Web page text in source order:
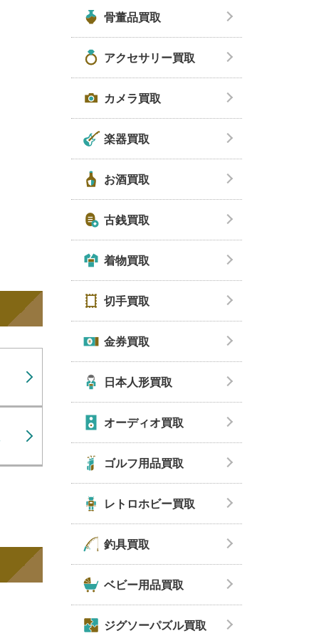
骨董品買取
アクセサリー買取
カメラ買取
楽器買取
お酒買取
古銭買取
着物買取
切手買取
金券買取
日本人形買取
オーディオ買取
ゴルフ用品買取
レトロホビー買取
釣具買取
ベビー用品買取
ジグソーパズル買取